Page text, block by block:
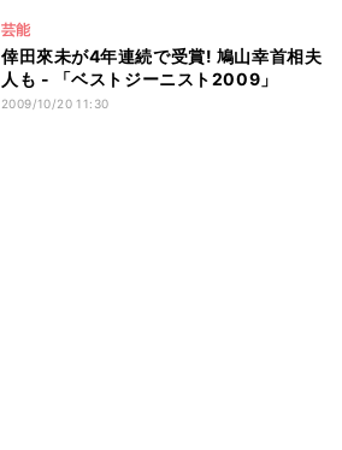
芸能
倖田來未が4年連続で受賞! 鳩山幸首相夫
人も - 「ベストジーニスト2009」
2009/10/20 11:30